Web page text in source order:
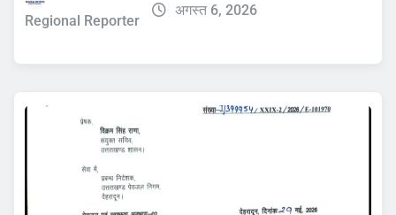
Regional Reporter
अगस्त 6, 2026